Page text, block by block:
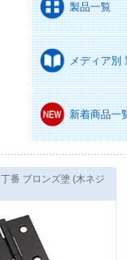
製品一覧
メディア別
新着商品一
番 ブロンズ塗 (木ネジ